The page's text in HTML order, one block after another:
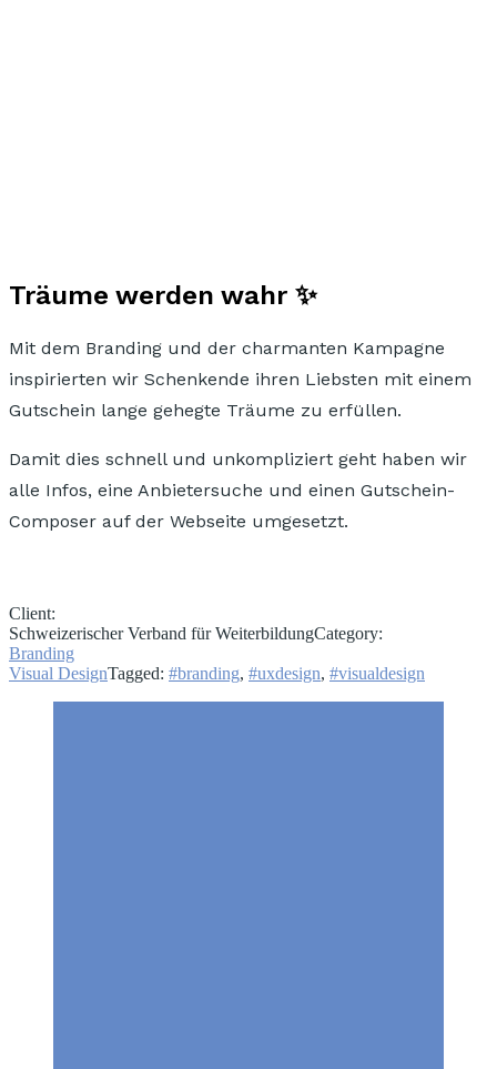
Träume werden wahr ✨
Mit dem Branding und der charmanten Kampagne
inspirierten wir Schenkende ihren Liebsten mit einem
Gutschein lange gehegte Träume zu erfüllen.
Damit dies schnell und unkompliziert geht haben wir
alle Infos, eine Anbietersuche und einen Gutschein-
Composer auf der Webseite umgesetzt.
Client:
Schweizerischer Verband für WeiterbildungCategory:
Branding
Visual DesignTagged: #branding, #uxdesign, #visualdesign